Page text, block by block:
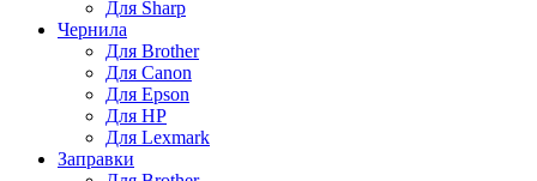
Для Sharp
Чернила
Для Brother
Для Canon
Для Epson
Для HP
Для Lexmark
Заправки